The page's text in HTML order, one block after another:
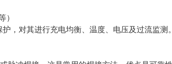
，对其进行充电均衡、温度、电压及过流监测。